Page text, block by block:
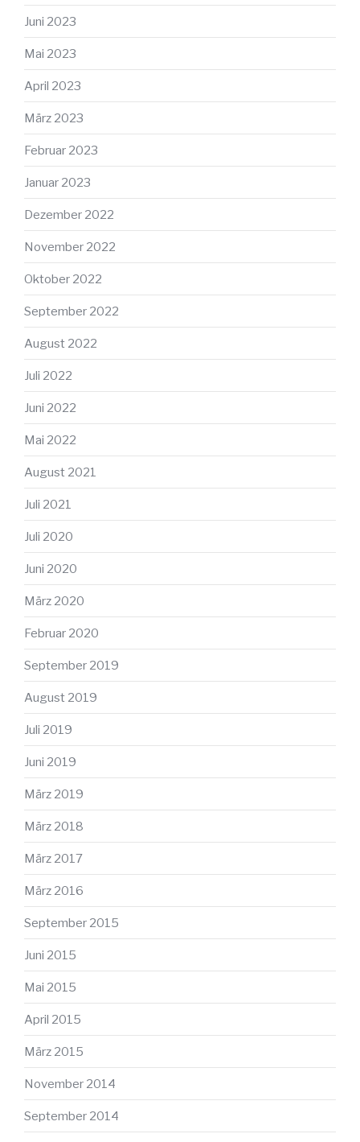
Juni 2023
Mai 2023
April 2023
März 2023
Februar 2023
Januar 2023
Dezember 2022
November 2022
Oktober 2022
September 2022
August 2022
Juli 2022
Juni 2022
Mai 2022
August 2021
Juli 2021
Juli 2020
Juni 2020
März 2020
Februar 2020
September 2019
August 2019
Juli 2019
Juni 2019
März 2019
März 2018
März 2017
März 2016
September 2015
Juni 2015
Mai 2015
April 2015
März 2015
November 2014
September 2014